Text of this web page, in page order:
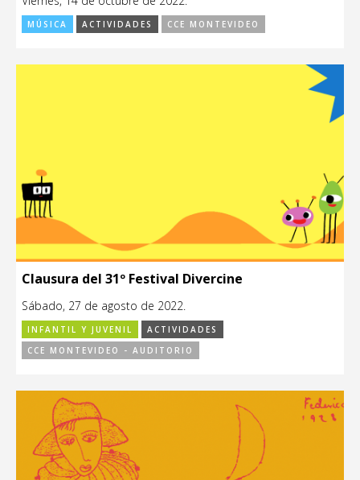
MÚSICA ACTIVIDADES CCE MONTEVIDEO
Clausura del 31º Festival Divercine
Sábado, 27 de agosto de 2022.
INFANTIL Y JUVENIL
ACTIVIDADES
CCE MONTEVIDEO - AUDITORIO